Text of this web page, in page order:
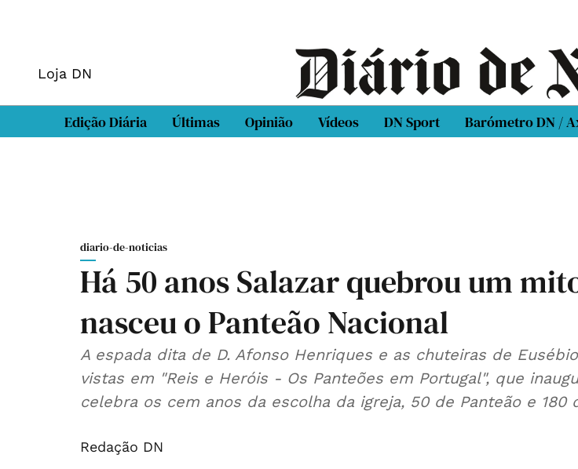
Loja DN
Edição Diária Últimas Opinião Vídeos DN Sport Barómetro DN /
diario-de-noticias
Há 50 anos Salazar quebrou um
nasceu o Panteão Nacional
A espada dita de D. Afonso Henriques e as chuteiras de
vistas em "Reis e Heróis - Os Panteões em Portugal", que
celebra os cem anos da escolha da igreja, 50 de Panteão e 180
Redação DN